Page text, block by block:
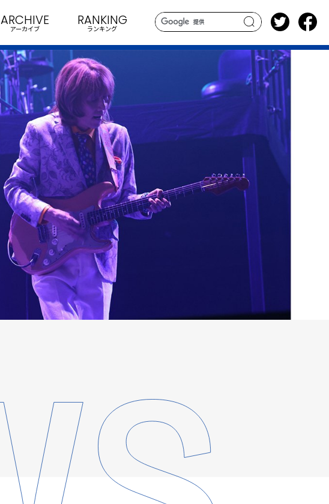
search
ARCHIVE
アーカイブ
RANKING
ランキング